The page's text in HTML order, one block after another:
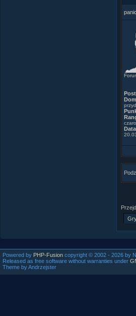
Powered by PHP-Fusion copyright © 2002 - 2026 by
Released as free software without warranties under
Theme by Andrzejster